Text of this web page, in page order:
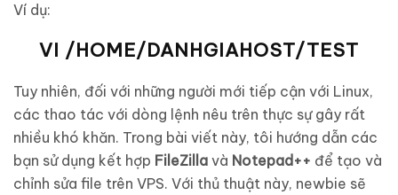
Ví dụ:
VI /HOME/DANHGIAHOST/TEST
Tuy nhiên, đối với những người mới tiếp cận với Linux,
các thao tác với dòng lệnh nêu trên thực sự gây rất
nhiều khó khăn. Trong bài viết này, tôi hướng dẫn các
bạn sử dụng kết hợp FileZilla và Notepad++ để tạo và
chỉnh sửa file trên VPS. Với thủ thuật này, newbie sẽ